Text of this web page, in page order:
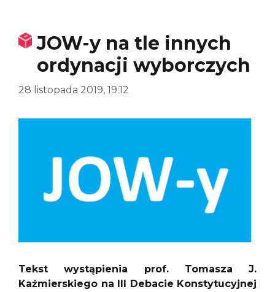
JOW-y na tle innych
ordynacji wyborczych
28 listopada 2019, 19:12
Tekst wystąpienia prof. Tomasza J.
Kaźmierskiego na III Debacie Konstytucyjnej